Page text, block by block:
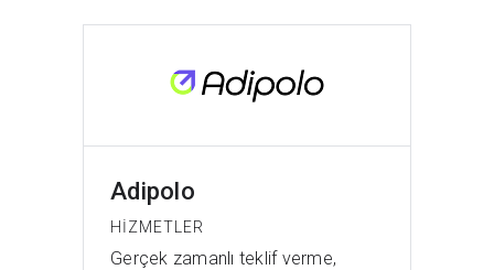
Adipolo
HIZMETLER
Gerçek zamanlı teklif verme,